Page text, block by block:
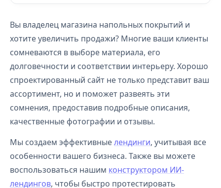
Вы владелец магазина напольных покрытий и
хотите увеличить продажи? Многие ваши клиенты
сомневаются в выборе материала, его
долговечности и соответствии интерьеру. Хорошо
спроектированный сайт не только представит ваш
ассортимент, но и поможет развеять эти
сомнения, предоставив подробные описания,
качественные фотографии и отзывы.
Мы создаем эффективныелендинги, учитывая все
особенности вашего бизнеса. Также вы можете
воспользоваться нашим конструктором ИИ-
лендингов, чтобы быстро протестировать